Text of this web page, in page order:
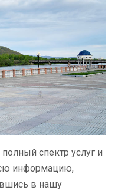
спектр услуг и
информацию,
в нашу